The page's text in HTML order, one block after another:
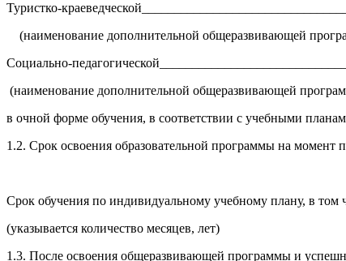
Туристко-
(наименование дополнительной общеразвивающей
Социально-
(наименование дополнительной общеразвивающей
в очной форме обучения, в соответствии с учебными
1.2. Срок освоения образовательной программы на момент
Срок обучения по индивидуальному учебному плану, в том
(указывается количество месяцев, лет)
1.3. После освоения общеразвивающей программы и